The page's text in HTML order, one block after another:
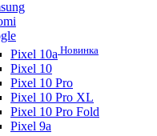
Pixel 10a Новинка
Pixel 10
Pixel 10 Pro
Pixel 10 Pro XL
Pixel 10 Pro Fold
Pixel 9a